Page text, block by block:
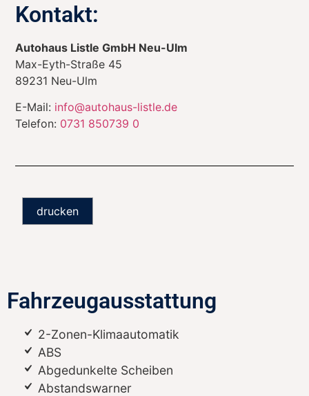
Kontakt:
Autohaus Listle GmbH Neu-Ulm
Max-Eyth-Straße 45
89231 Neu-Ulm
E-Mail: info@autohaus-listle.de
Telefon: 0731 850739 0
drucken
Fahrzeugausstattung
2-Zonen-Klimaautomatik
ABS
Abgedunkelte Scheiben
Abstandswarner